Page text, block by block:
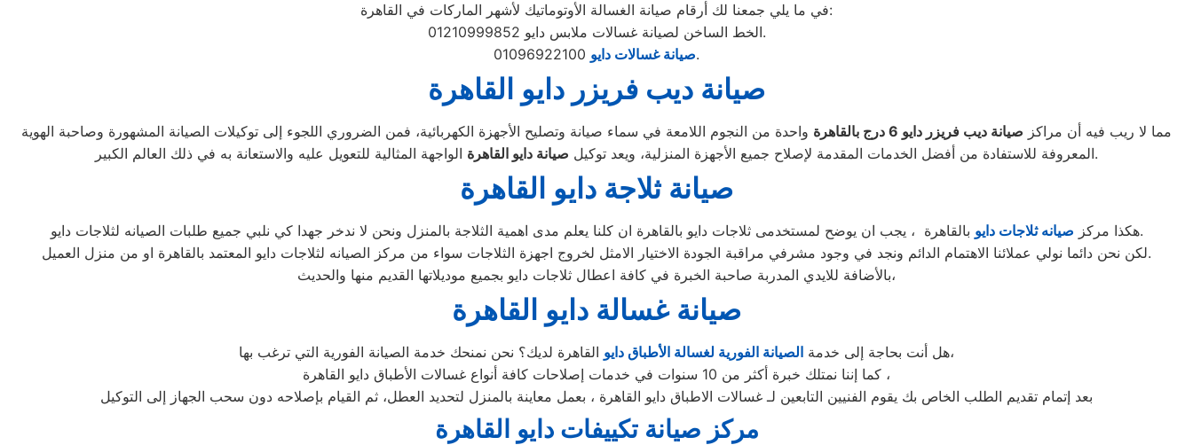
في ما يلي جمعنا لك أرقام صيانة الغسالة الأوتوماتيك لأشهر الماركات في القاهرة:
الخط الساخن لصيانة غسالات ملابس دايو 01210999852.
صيانة غسالات دايو01096922100.
صيانة ديب فريزر دايو القاهرة
مما لا ريب فيه أن مراكز صيانة ديب فريزر دايو درج بالقاهرة واحدة من النجوم اللامعة في سماء صيانة وتصليح الأجهزة الكهربائية، فمن الضروري اللجوء إلى توكيلات الصيانة المشهورة وصاحبة الهوية
المعروفة للاستفادة من أفضل الخدمات المقدمة لإصلاح جميع الأجهزة المنزلية، ويعد توكيل صيانة دايو القاهرة الواجهة المثالية للتعويل عليه والاستعانة به في ذلك العالم الكبير.
صيانة ثلاجة دايو القاهرة
هكذا مركز صيانه ثلاجات دايو
بالقاهرة ، يجب ان يوضح لمستخدمى ثلاجات دايو بالقاهرة ان كلنا يعلم مدى اهمية الثلاجة بالمنزل ونحن لا ندخر جهدا كي نلبي جميع طلبات الصيانه لثلاجات دايو.
لكن نحن دائما نولي عملائنا الاهتمام الدائم ونجد في وجود مشرفي مراقبة الجودة الاختيار الامثل لخروج اجهزة الثلاجات سواء من مركز الصيانه لثلاجات دايو المعتمد بالقاهرة او من منزل العميل.
بالأضافة للايدي المدربة صاحبة الخبرة في كافة اعطال ثلاجات دايو بجميع موديلاتها القديم منها والحديث،
صيانة غسالة دايو القاهرة
هل أنت بحاجة إلى خدمة الصيانة الفورية لغسالة الأطباق دايو
القاهرة لديك؟ نحن نمنحك خدمة الصيانة الفورية التي ترغب بها،
كما إننا نمتلك خبرة أكثر من 10 سنوات في خدمات إصلاحات كافة أنواع غسالات الأطباق دايو القاهرة ،
بعد إتمام تقديم الطلب الخاص بك يقوم الفنيين التابعين لـ غسالات الاطباق دايو القاهرة ، بعمل معاينة بالمنزل لتحديد العطل، ثم القيام بإصلاحه دون سحب الجهاز إلى التوكيل
مركز صيانة تكييفات دايو القاهرة